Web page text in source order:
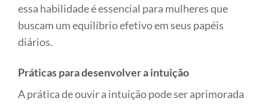
essa habilidade é essencial para mulheres que
buscam um equilíbrio efetivo em seus papéis
diários.
Práticas para desenvolver a intuição
A prática de ouvir a intuição pode ser aprimorada